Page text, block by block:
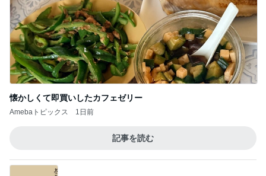
懐かしくて即買いしたカフェゼリー
Amebaトピックス 1日前
記事を読む